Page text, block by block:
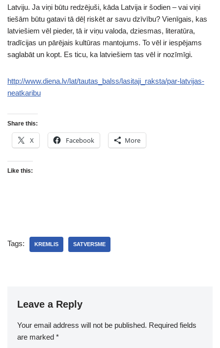
Latviju. Ja viņi būtu redzējuši, kāda Latvija ir šodien – vai viņi
tiešām būtu gatavi tā dēļ riskēt ar savu dzīvību? Vienīgais, kas
latviešiem vēl pieder, tā ir viņu valoda, dziesmas, literatūra,
tradīcijas un pārējais kultūras mantojums. To vēl ir iespējams
saglabāt un kopt. Es ticu, ka latviešiem tas vēl ir nozīmīgi.
http://www.diena.lv/lat/tautas_balss/lasitaji_raksta/par-latvijas-
neatkaribu
Share this:
X Facebook More
Like this:
Tags: KREMLIS SATVERSME
Leave a Reply
Your email address will not be published. Required fields
are marked *